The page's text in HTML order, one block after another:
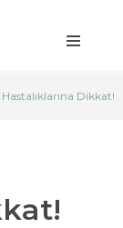
Dikkat!